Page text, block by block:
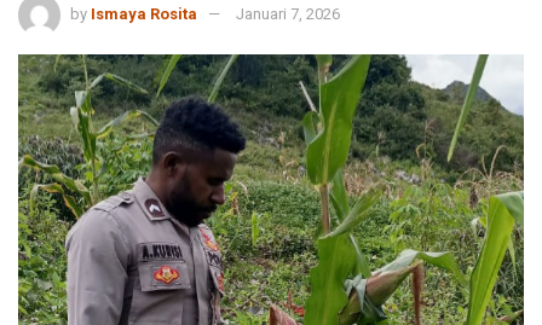
by Ismaya Rosita Januari 7, 2026